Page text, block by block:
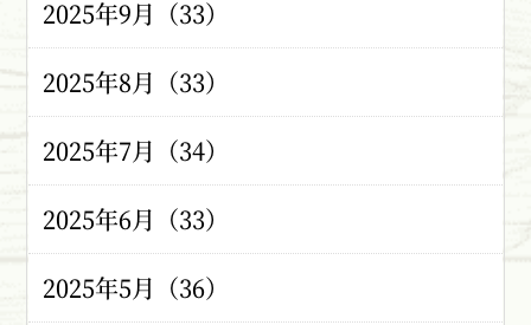
2025年9月（33）
2025年8月（33）
2025年7月（34）
2025年6月（33）
2025年5月（36）